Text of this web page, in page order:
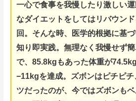
一心で食事を我慢したり激しい
なダイエットをしてはリバウン
回。 そんな時、医学的根拠に基
知り即実践。無理なく我慢せず
で、85.8kgもあった体重が
−11kgを達成。ズボンはピチピ
ツだったのが、今ではズボンも